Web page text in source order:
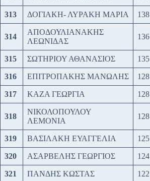
313 ΔΟΓΙΑΚΗ- ΛΥΡΑΚΗ ΜΑΡΙΑ 138
314
ΑΠΟΔΟΥΛΙΑΝΑΚΗΣ
ΛΕΩΝΙΔΑΣ
136
315 ΣΩΤΗΡΙΟΥ ΑΘΑΝΑΣΙΟΣ 135
316 ΕΠΙΤΡΟΠΑΚΗΣ ΜΑΝΩΛΗΣ 128
317 ΚΑΖΑ ΓΕΩΡΓΙΑ 128
318
ΝΙΚΟΛΟΠΟΥΛΟΥ
ΛΕΜΟΝΙΑ
128
319 ΒΑΣΙΛΑΚΗ ΕΥΑΓΓΕΛΙΑ 125
320 ΑΣΑΡΒΕΛΗΣ ΓΕΩΡΓΙΟΣ 124
321 ΠΑΝΔΗΣ ΚΩΣΤΑΣ 122